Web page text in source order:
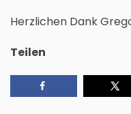
Herzlichen Dank
Teilen